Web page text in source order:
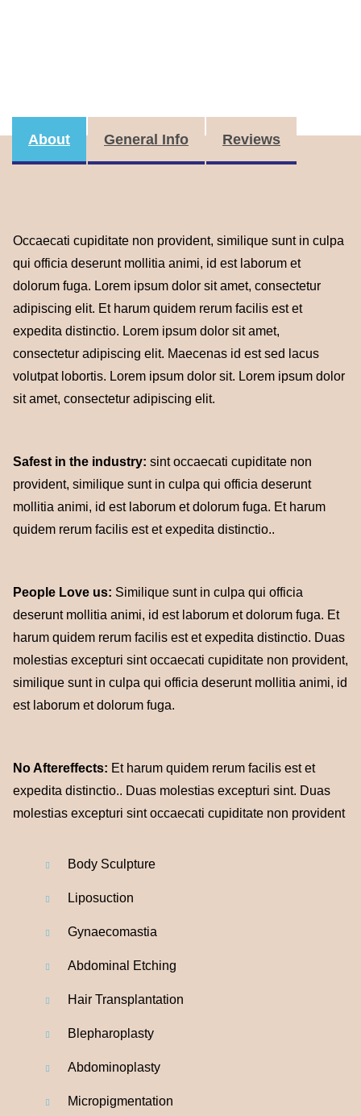
About General Info Reviews
Occaecati cupiditate non provident, similique sunt in culpa
qui officia deserunt mollitia animi, id est laborum et
dolorum fuga. Lorem ipsum dolor sit amet, consectetur
adipiscing elit. Et harum quidem rerum facilis est et
expedita distinctio. Lorem ipsum dolor sit amet,
consectetur adipiscing elit. Maecenas id est sed lacus
volutpat lobortis. Lorem ipsum dolor sit. Lorem ipsum dolor
sit amet, consectetur adipiscing elit.
Safest in the industry: sint occaecati cupiditate non
provident, similique sunt in culpa qui officia deserunt
mollitia animi, id est laborum et dolorum fuga. Et harum
quidem rerum facilis est et expedita distinctio..
People Love us: Similique sunt in culpa qui officia
deserunt mollitia animi, id est laborum et dolorum fuga. Et
harum quidem rerum facilis est et expedita distinctio. Duas
molestias excepturi sint occaecati cupiditate non provident,
similique sunt in culpa qui officia deserunt mollitia animi, id
est laborum et dolorum fuga.
No Aftereffects: Et harum quidem rerum facilis est et
expedita distinctio.. Duas molestias excepturi sint. Duas
molestias excepturi sint occaecati cupiditate non provident
Body Sculpture
Liposuction
Gynaecomastia
Abdominal Etching
Hair Transplantation
Blepharoplasty
Abdominoplasty
Micropigmentation